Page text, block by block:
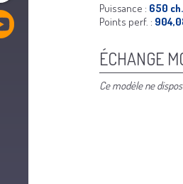
Puissance : 650 ch.
Points perf. :
ÉCHANGE
Ce modèle ne